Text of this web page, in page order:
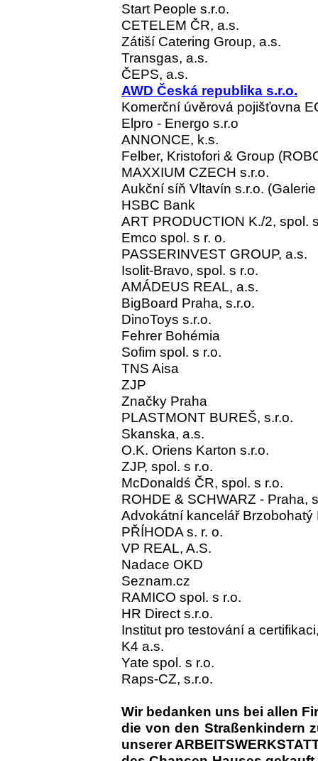
Start People s.r.o.
CETELEM ČR, a.s.
Zátiší Catering Group, a.s.
Transgas, a.s.
ČEPS, a.s.
AWD Česká republika s.r.o.
Komerční úvěrová pojišťovna
Elpro - Energo s.r.o
ANNONCE, k.s.
Felber, Kristofori & Group
MAXXIUM CZECH s.r.o.
Aukční síň Vltavín s.r.o.
HSBC Bank
ART PRODUCTION K./2, spol.
Emco spol. s r. o.
PASSERINVEST GROUP, a.s.
Isolit-Bravo, spol. s r.o.
AMÁDEUS REAL, a.s.
BigBoard Praha, s.r.o.
DinoToys s.r.o.
Fehrer Bohémia
Sofim spol. s r.o.
TNS Aisa
ZJP
Značky Praha
PLASTMONT BUREŠ, s.r.o.
Skanska, a.s.
O.K. Oriens Karton s.r.o.
ZJP, spol. s r.o.
McDonaldś ČR, spol. s r.o.
ROHDE & SCHWARZ - Praha,
Advokátní kancelář Brzobohatý
PŘÍHODA s. r. o.
VP REAL, A.S.
Nadace OKD
Seznam.cz
RAMICO spol. s r.o.
HR Direct s.r.o.
Institut pro testování a
K4 a.s.
Yate spol. s r.o.
Raps-CZ, s.r.o.
Wir bedanken uns bei allen
die von den Straßenkindern
unserer